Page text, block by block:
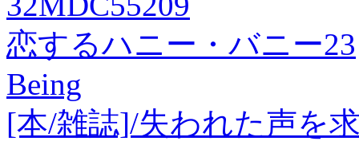
恋するハニー・バニー23
Being
[本/雑誌]/失われた声を